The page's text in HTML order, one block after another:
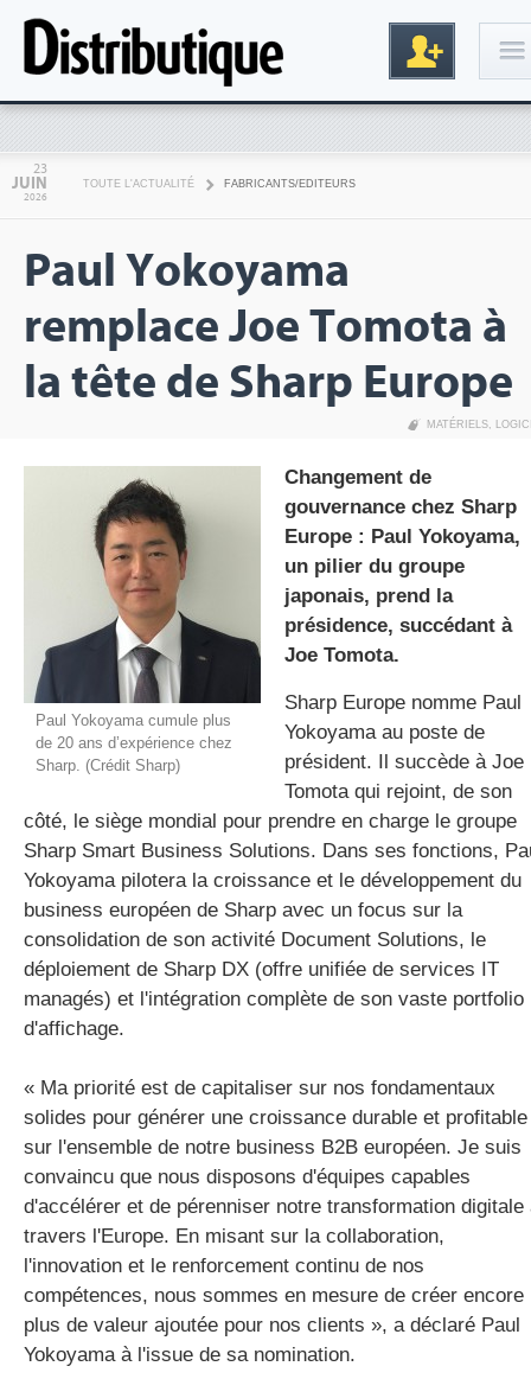
Inscription
gratuite
23
JUIN
2026
TOUTE L'ACTUALITÉ FABRICANTS/EDITEURS
Paul Yokoyama
remplace Joe Tomota à
la tête de Sharp Europe
MATÉRIELS,
Paul Yokoyama cumule plus
de 20 ans d’expérience chez
Sharp. (Crédit Sharp)
Changement de
gouvernance chez Sharp
Europe : Paul Yokoyama,
un pilier du groupe
japonais, prend la
présidence, succédant à
Joe Tomota.
Sharp Europe nomme Paul
Yokoyama au poste de
président. Il succède à Joe
Tomota qui rejoint, de son
côté, le siège mondial pour prendre en charge le groupe
Sharp Smart Business Solutions. Dans ses fonctions,
Yokoyama pilotera la croissance et le développement du
business européen de Sharp avec un focus sur la
consolidation de son activité Document Solutions, le
déploiement de Sharp DX (offre unifiée de services IT
managés) et l'intégration complète de son vaste portfolio
d'affichage.
« Ma priorité est de capitaliser sur nos fondamentaux
solides pour générer une croissance durable et profitable
sur l'ensemble de notre business B2B européen. Je suis
convaincu que nous disposons d'équipes capables
d'accélérer et de pérenniser notre transformation digitale
travers l'Europe. En misant sur la collaboration,
l'innovation et le renforcement continu de nos
compétences, nous sommes en mesure de créer encore
plus de valeur ajoutée pour nos clients », a déclaré Paul
Yokoyama à l'issue de sa nomination.